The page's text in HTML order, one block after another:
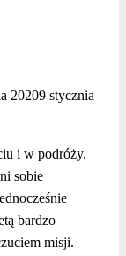
20209 stycznia
i w podróży.
sobie
bardzo
misji.